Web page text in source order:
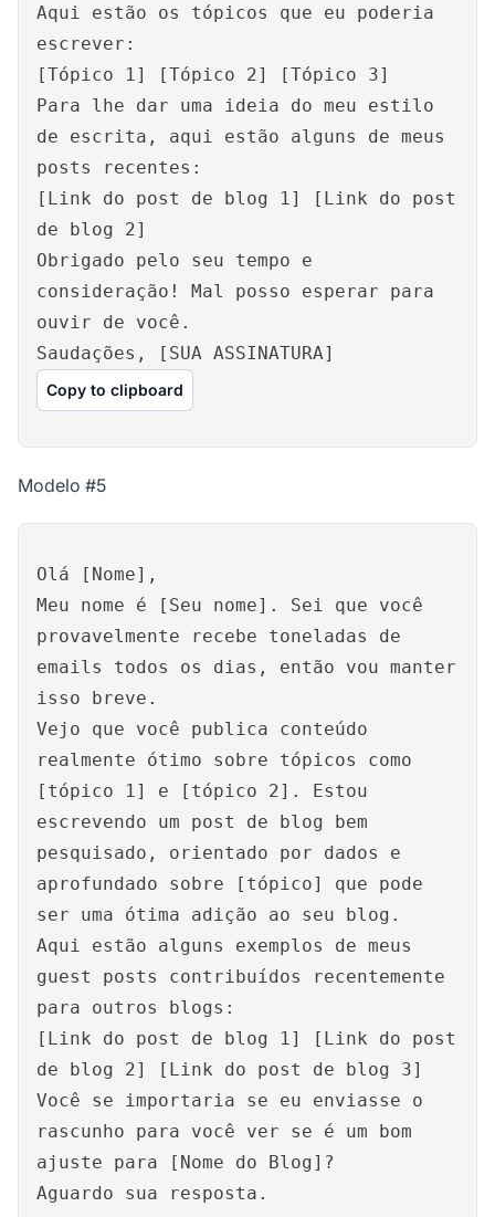
Aqui estão os tópicos que eu poderia
escrever:
[Tópico 1] [Tópico 2] [Tópico 3]
Para lhe dar uma ideia do meu estilo
de escrita, aqui estão alguns de meus
posts recentes:
[Link do post de blog 1] [Link do post
de blog 2]
Obrigado pelo seu tempo e
consideração! Mal posso esperar para
ouvir de você.
Saudações, [SUA ASSINATURA]
Copy to clipboard
Modelo #5
Olá [Nome],
Meu nome é [Seu nome]. Sei que você
provavelmente recebe toneladas de
emails todos os dias, então vou manter
isso breve.
Vejo que você publica conteúdo
realmente ótimo sobre tópicos como
[tópico 1] e [tópico 2]. Estou
escrevendo um post de blog bem
pesquisado, orientado por dados e
aprofundado sobre [tópico] que pode
ser uma ótima adição ao seu blog.
Aqui estão alguns exemplos de meus
guest posts contribuídos recentemente
para outros blogs:
[Link do post de blog 1] [Link do post
de blog 2] [Link do post de blog 3]
Você se importaria se eu enviasse o
rascunho para você ver se é um bom
ajuste para [Nome do Blog]?
Aguardo sua resposta.